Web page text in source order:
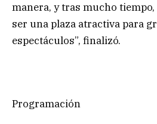
manera, y tras mucho
ser una plaza atractiva para
espectáculos”, finalizó.
Programación